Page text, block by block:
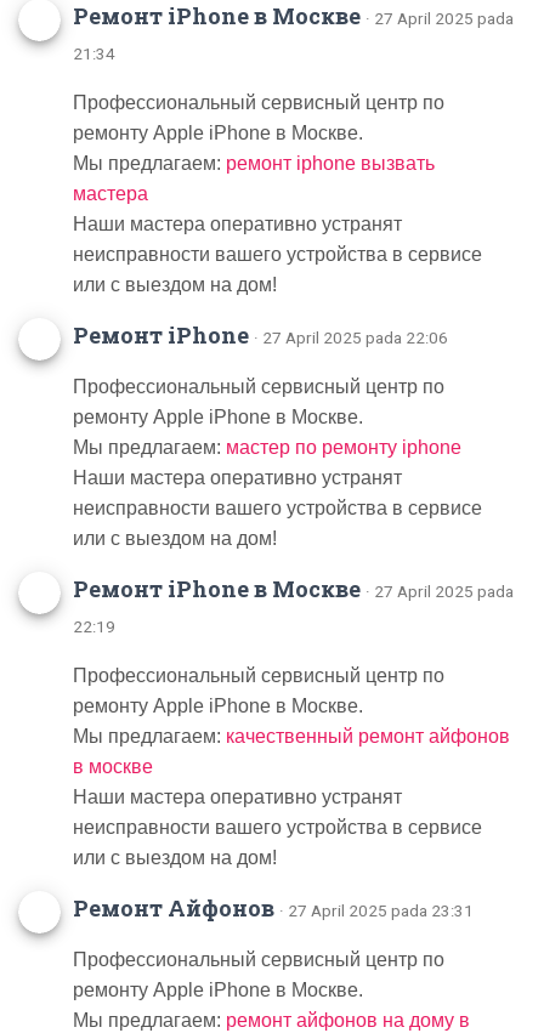
Ремонт iPhone в Москве · 27 April 2025 pada
21:34
Профессиональный сервисный центр по
ремонту Apple iPhone в Москве.
Мы предлагаем: ремонт iphone вызвать
мастера
Наши мастера оперативно устранят
неисправности вашего устройства в сервисе
или с выездом на дом!
Ремонт iPhone · 27 April 2025 pada 22:06
Профессиональный сервисный центр по
ремонту Apple iPhone в Москве.
Мы предлагаем: мастер по ремонту iphone
Наши мастера оперативно устранят
неисправности вашего устройства в сервисе
или с выездом на дом!
Ремонт iPhone в Москве · 27 April 2025 pada
22:19
Профессиональный сервисный центр по
ремонту Apple iPhone в Москве.
Мы предлагаем: качественный ремонт айфонов
в москве
Наши мастера оперативно устранят
неисправности вашего устройства в сервисе
или с выездом на дом!
Ремонт Айфонов · 27 April 2025 pada 23:31
Профессиональный сервисный центр по
ремонту Apple iPhone в Москве.
Мы предлагаем: ремонт айфонов на дому в